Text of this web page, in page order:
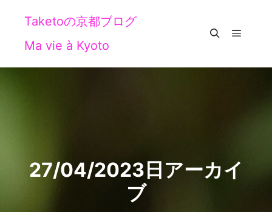
Taketoの京都ブログ
Ma vie à Kyoto
27/04/2023日アーカイ
ブ